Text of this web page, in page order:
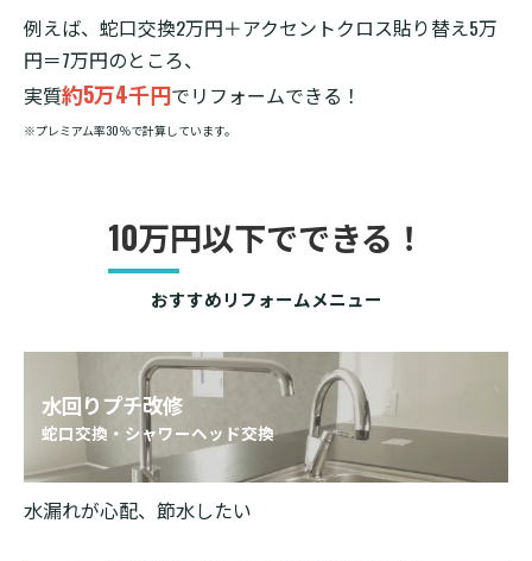
例えば、蛇口交換2万円＋アクセントクロス貼り替え5万
円＝7万円のところ、
実質約5万4千円でリフォームできる！
※プレミアム率30％で計算しています。
おすすめリフォームメニュー
10万円以下でできる！
水回りプチ改修
蛇口交換・シャワーヘッド交換
水漏れが心配、節水したい